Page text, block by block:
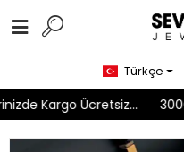
Kargo Ücretsiz...
Türkçe